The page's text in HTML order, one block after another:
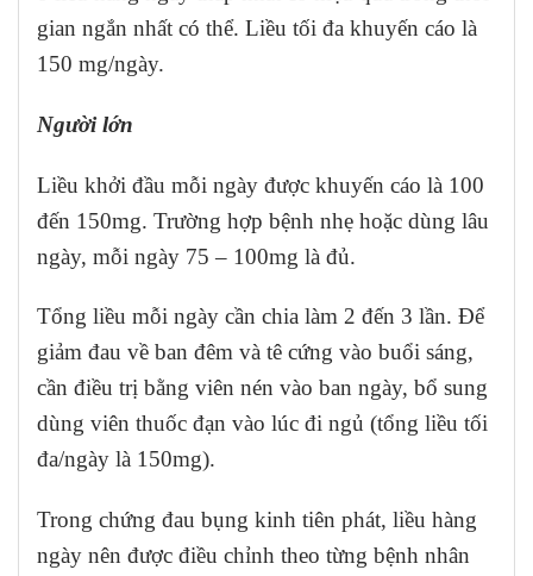
gian ngắn nhất có thể. Liều tối đa khuyến cáo là
150 mg/ngày.
Người lớn
Liều khởi đầu mỗi ngày được khuyến cáo là 100
đến 150mg. Trường hợp bệnh nhẹ hoặc dùng lâu
ngày, mỗi ngày 75 – 100mg là đủ.
Tổng liều mỗi ngày cần chia làm 2 đến 3 lần. Để
giảm đau về ban đêm và tê cứng vào buổi sáng,
cần điều trị bằng viên nén vào ban ngày, bổ sung
dùng viên thuốc đạn vào lúc đi ngủ (tổng liều tối
đa/ngày là 150mg).
Trong chứng đau bụng kinh tiên phát, liều hàng
ngày nên được điều chỉnh theo từng bệnh nhân